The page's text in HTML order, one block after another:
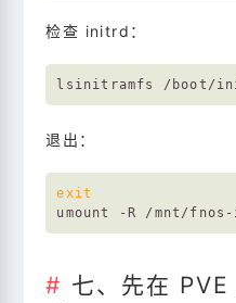
检查 initrd：
lsinitramfs /boot/
退出：
exit
七、先在